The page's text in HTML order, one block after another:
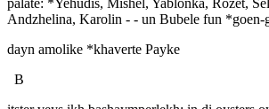
Andzhelina, Karolin - - un Bubele fun *goen-
dayn amolike *khaverte Payke
B